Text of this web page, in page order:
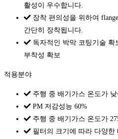
활성이 우수합니다.
장착 편의성을 위하여
간단히 장착됩니다.
독자적인 박막 코팅기술
부착성 확보
적용분야
주행 중 배기가스 온도가
PM 저감성능 60%
주행 중 배기가스 온도가
필터의 크기에 따라 다양